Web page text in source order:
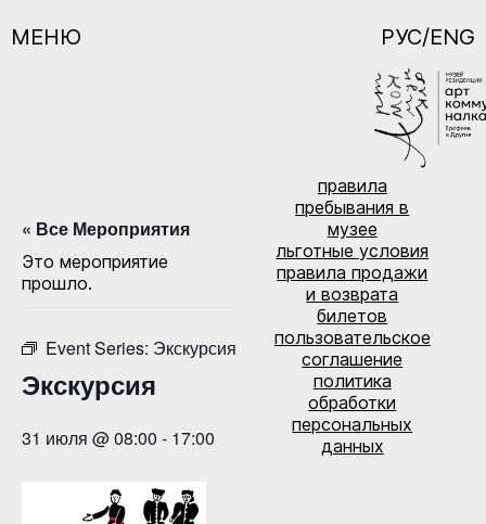
МЕНЮ РУС/ENG
« Все Мероприятия
Это мероприятие
прошло.
Event Series: Экскурсия
Экскурсия
31 июля @ 08:00 - 17:00
правила
пребывания в
музее
льготные условия
правила продажи
и возврата
билетов
пользовательское
соглашение
политика
обработки
персональных
данных